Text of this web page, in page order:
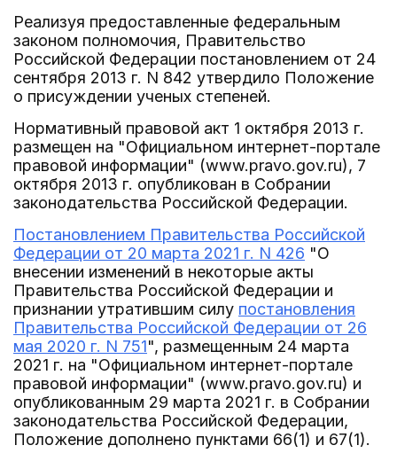
Реализуя предоставленные федеральным
законом полномочия, Правительство
Российской Федерации постановлением от 24
сентября 2013 г. N 842 утвердило Положение
о присуждении ученых степеней.
Нормативный правовой акт 1 октября 2013 г.
размещен на "Официальном интернет-портале
правовой информации" (www.pravo.gov.ru), 7
октября 2013 г. опубликован в Собрании
законодательства Российской Федерации.
Постановлением Правительства Российской
Федерации от 20 марта 2021 г. N 426 "О
внесении изменений в некоторые акты
Правительства Российской Федерации и
признании утратившим силу постановления
Правительства Российской Федерации от 26
мая 2020 г. N 751", размещенным 24 марта
2021 г. на "Официальном интернет-портале
правовой информации" (www.pravo.gov.ru) и
опубликованным 29 марта 2021 г. в Собрании
законодательства Российской Федерации,
Положение дополнено пунктами 66(1) и 67(1).